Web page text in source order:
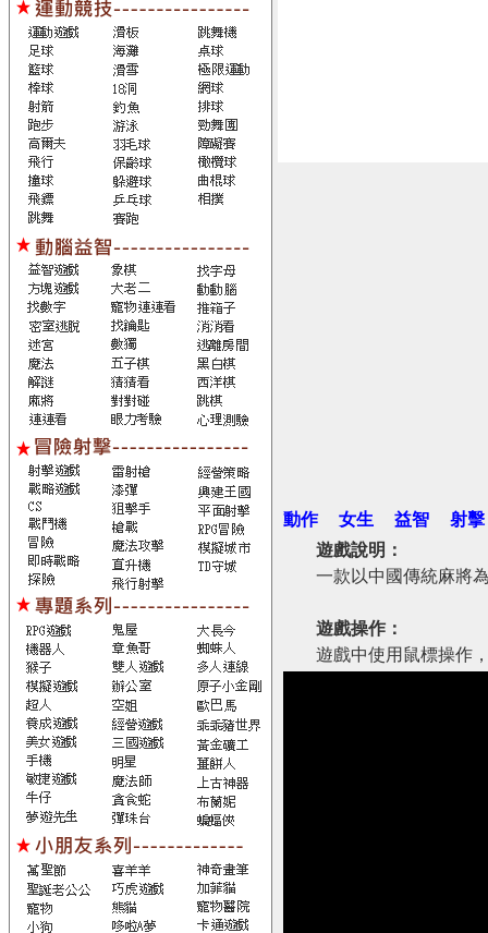
動作 女生 益智
射擊
遊戲說明：
一款以中國傳統麻將
遊戲操作：
遊戲中使用鼠標操作